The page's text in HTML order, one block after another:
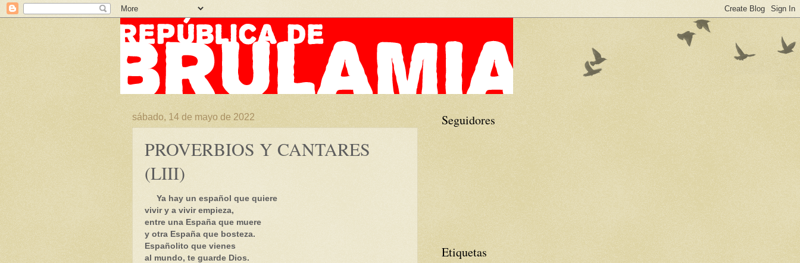
sábado, 14 de mayo de 2022
PROVERBIOS Y CANTARES
(LIII)
Ya hay un español que quiere
vivir y a vivir empieza,
entre una España que muere
y otra España que bosteza.
Españolito que vienes
al mundo, te guarde Dios.
Seguidores
Etiquetas